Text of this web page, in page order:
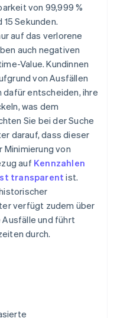
von 99,999 %
Sekunden.
auf das verlorene
auch negativen
Value. Kundinnen
von Ausfällen
entscheiden, ihre
was dem
Sie bei der Suche
darauf, dass dieser
von
auf Kennzahlen
transparent ist.
verfügt zudem über
und führt
durch.